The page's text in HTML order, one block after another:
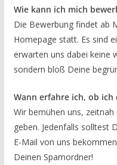
Wie kann ich mich
Die Bewerbung findet ab
Homepage statt. Es sind
erwarten uns dabei keine
sondern bloß Deine
Wann erfahre ich, ob ich
Wir bemühen uns,
geben. Jedenfalls solltest
E-Mail von uns
Deinen Spamordner!